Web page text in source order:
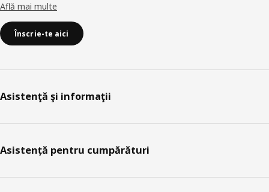
Află mai multe
Înscrie-te aici
Asistenţă şi informaţii
Asistență pentru cumpărături